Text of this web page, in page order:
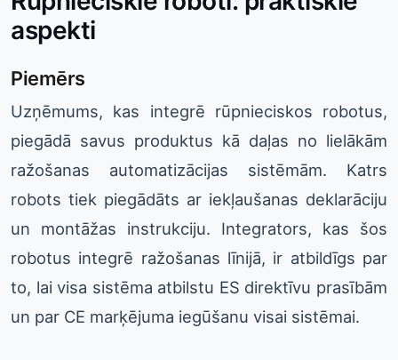
aspekti
Piemērs
Uzņēmums, kas integrē rūpnieciskos robotus,
piegādā savus produktus kā daļas no lielākām
ražošanas automatizācijas sistēmām. Katrs
robots tiek piegādāts ar iekļaušanas deklarāciju
un montāžas instrukciju. Integrators, kas šos
robotus integrē ražošanas līnijā, ir atbildīgs par
to, lai visa sistēma atbilstu ES direktīvu prasībām
un par CE marķējuma iegūšanu visai sistēmai.